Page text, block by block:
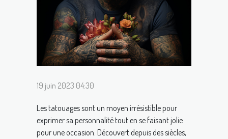
19 juin 2023 04:30
Les tatouages sont un moyen irrésistible pour
exprimer sa personnalité tout en se faisant jolie
pour une occasion. Découvert depuis des siècles,